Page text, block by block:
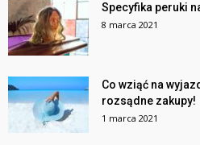
Specyfika peruki
8 marca 2021
Co wziąć na
rozsądne zakupy!
1 marca 2021